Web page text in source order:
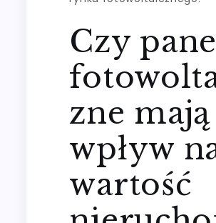
Czy
zne mają
wpływ
wartość